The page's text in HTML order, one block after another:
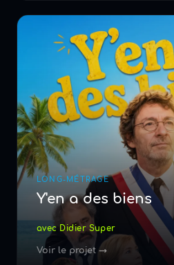
LONG-MÉTRAGE
Y'en a des biens
avec Didier Super
Voir le projet →